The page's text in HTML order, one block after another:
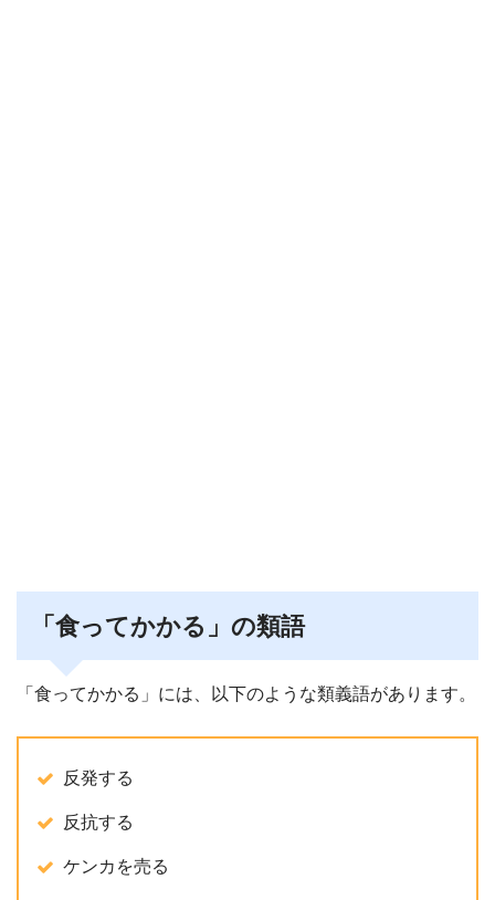
「食ってかかる」の類語
「食ってかかる」には、以下のような類義語があります。
反発する
反抗する
ケンカを売る